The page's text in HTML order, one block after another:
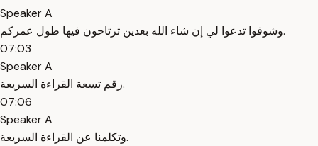
Speaker A
وشوفوا تدعوا لي إن شاء الله بعدين ترتاحون فيها طول عمركم.
07:03
Speaker A
رقم تسعة القراءة السريعة.
07:06
Speaker A
وتكلمنا عن القراءة السريعة.